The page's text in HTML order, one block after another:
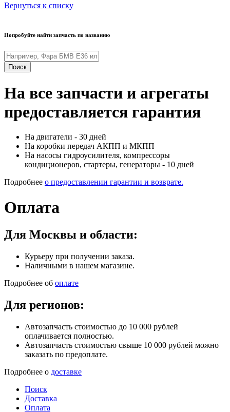
Вернуться к списку
Попробуйте найти запчасть по названию
Поиск
На все запчасти и агрегаты
предоставляется гарантия
На двигатели - 30 дней
На коробки передач АКПП и МКПП
На насосы гидроусилителя, компрессоры
кондиционеров, стартеры, генераторы - 10 дней
Подробнее о предоставлении гарантии и возврате.
Оплата
Для Москвы и области:
Курьеру при получении заказа.
Наличными в нашем магазине.
Подробнее об оплате
Для регионов:
Автозапчасть стоимостью до 10 000 рублей
оплачивается полностью.
Автозапчасть стоимостью свыше 10 000 рублей можно
заказать по предоплате.
Подробнее о доставке
Поиск
Доставка
Оплата